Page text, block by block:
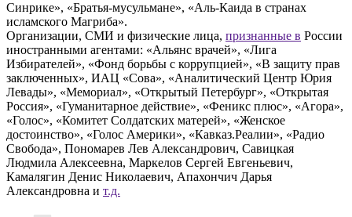
Синрике», «Братья-мусульмане», «Аль-Каида в странах
исламского Магриба».
Организации, СМИ и физические лица, признанные в России
иностранными агентами: «Альянс врачей», «Лига
Избирателей», «Фонд борьбы с коррупцией», «В защиту прав
заключенных», ИАЦ «Сова», «Аналитический Центр Юрия
Левады», «Мемориал», «Открытый Петербург», «Открытая
Россия», «Гуманитарное действие», «Феникс плюс», «Агора»,
«Голос», «Комитет Солдатских матерей», «Женское
достоинство», «Голос Америки», «Кавказ.Реалии», «Радио
Свобода», Пономарев Лев Александрович, Савицкая
Людмила Алексеевна, Маркелов Сергей Евгеньевич,
Камалягин Денис Николаевич, Апахончич Дарья
Александровна и т.д.